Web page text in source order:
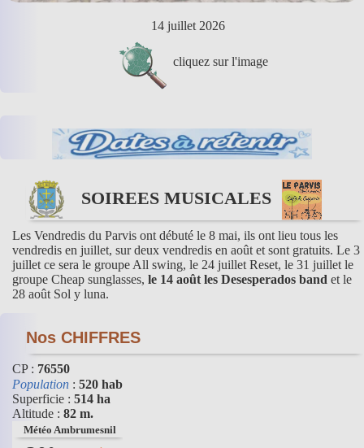
14 juillet 2026
cliquez sur l'image
SOIREES MUSICALES
Les Vendredis du Parvis ont débuté le 8 mai, ils ont lieu tous les
vendredis en juillet, sur deux vendredis en août et sont gratuits. Le 3
juillet ce sera le groupe All swing, le 24 juillet Reset, le 31 juillet le
groupe Cheap sunglasses, le 14 août les Desesperados band et le
28 août Sol y luna.
Nos CHIFFRES
CP : 76550
Population : 520 hab
Superficie : 514 ha
Altitude : 82 m.
Météo Ambrumesnil